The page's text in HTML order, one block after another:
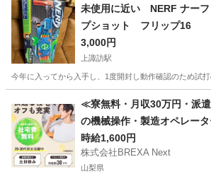
未使用に近い NERF ナーフ
プショット フリップ16
3,000円
上諏訪駅
今年に入ってから入手し、1度開封し動作確認のため試
上諏訪駅 おもちゃ ナーフ
≪寮無料・月収30万円・派
の機械操作・製造オペレータ
時給1,600円
株式会社BREXA Next
山梨県